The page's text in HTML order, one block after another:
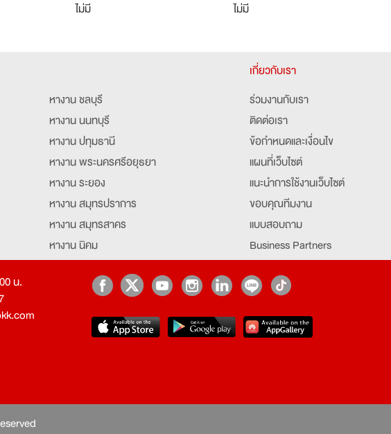
ไม่มี ไม่มี
หางาน ชลบุรี
หางาน นนทบุรี
หางาน ปทุมธานี
หางาน พระนครศรีอยุธยา
หางาน ระยอง
หางาน สมุทรปราการ
หางาน สมุทรสาคร
หางาน นิคม
เกี่ยวกับเรา
ร่วมงานกับเรา
ติดต่อเรา
ข้อกำหนดและเงื่อนไข
แผนที่เว็บไซต์
แนะนำการใช้งานเว็บไซต์
ขอบคุณทีมงาน
แบบสอบถาม
Business Partners
Job Index
job
น.